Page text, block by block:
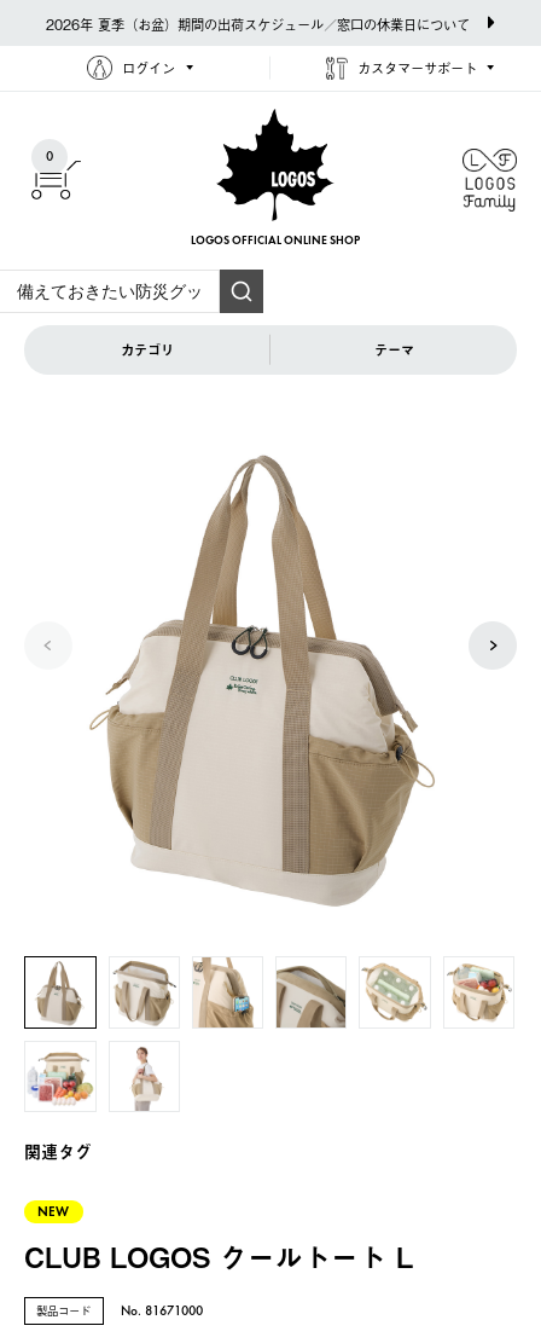
2026年 夏季（お盆）期間の出荷スケジュール／窓口の休業日について
ログイン カスタマーサポート
0
LOGOS OFFICIAL ONLINE SHOP
カテゴリ テーマ
関連タグ
NEW
CLUB LOGOS クールトート L
製品コード No. 81671000